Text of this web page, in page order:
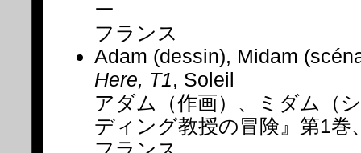
ー
フランス
Adam (dessin), Midam
Here, T1, Soleil
アダム（作画）、ミダム（
ディング教授の冒険』第1巻